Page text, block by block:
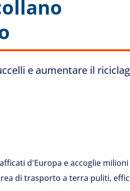
e aumentare il
d'Europa e accoglie
di trasporto a terra puliti,